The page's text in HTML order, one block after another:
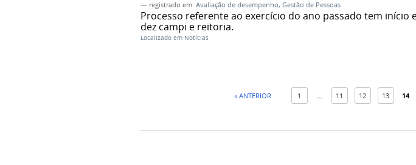
— registrado em: Avaliação de desempenho, Gestão de Pessoas
Processo referente ao exercício do ano passado tem início
dez campi e reitoria.
Localizado em Notícias
« ANTERIOR 1 ... 11 12 13 14